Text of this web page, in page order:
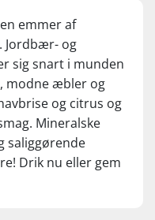
emmer af
Jordbær- og
sig snart i munden
modne æbler og
og citrus og
Mineralske
saliggørende
Drik nu eller gem